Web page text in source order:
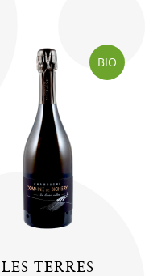
BIO
LES TERRES